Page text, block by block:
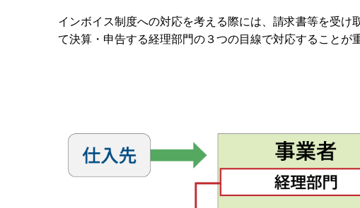
インボイス制度への対応を考える際には、請求書等を受
て決算・申告する経理部門の３つの目線で対応することが